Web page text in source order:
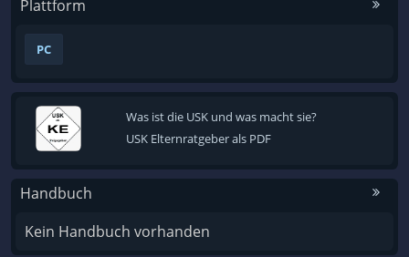
Plattform
PC
Was ist die USK und was macht sie?
USK Elternratgeber als PDF
Handbuch
Kein Handbuch vorhanden